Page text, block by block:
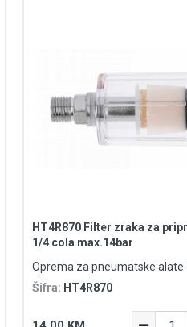
HT4R870 Filter zraka za
1/4 cola max.14bar
Oprema za pneumatske alate
Šifra: HT4R870